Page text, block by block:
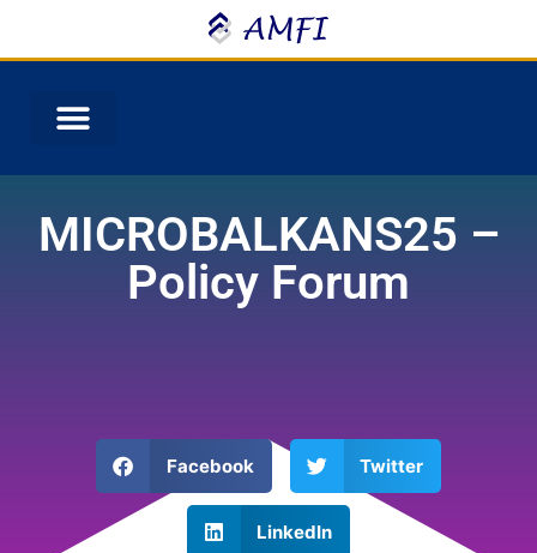
MICROBALKANS25 –
Policy Forum
Facebook Twitter
LinkedIn